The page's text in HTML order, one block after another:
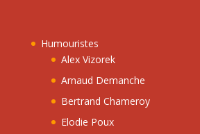
Humouristes
Alex Vizorek
Arnaud Demanche
Bertrand Chameroy
Elodie Poux